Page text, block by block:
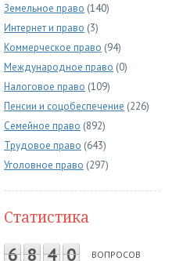
Земельное право (140)
Интернет и право (3)
Коммерческое право (94)
Международное право (0)
Налоговое право (109)
Пенсии и соцобеспечение (226)
Семейное право (892)
Трудовое право (643)
Уголовное право (297)
Статистика
6 8 4 0 ВОПРОСОВ